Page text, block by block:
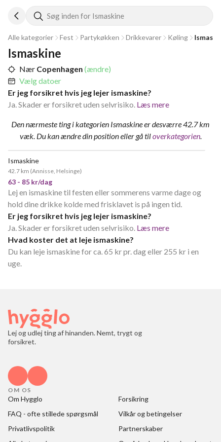
Søg inden for Ismaskine
Alle kategorier Fest Partykøkken Drikkevarer Køling
Ismaskine
Nær Copenhagen (ændre)
Vælg datoer
Er jeg forsikret hvis jeg lejer ismaskine?
Ja. Skader er forsikret uden selvrisiko. Læs mere
Den nærmeste ting i kategorien Ismaskine er desværre 42.7 km
væk. Du kan ændre din positioneller gå tiloverkategorien.
Ismaskine
42.7 km (Annisse, Helsinge)
63 - 85 kr/dag
Lej en ismaskine til festen eller sommerens varme dage og
hold dine drikke kolde med frisklavet is på ingen tid.
Er jeg forsikret hvis jeg lejer ismaskine?
Ja. Skader er forsikret uden selvrisiko. Læs mere
Hvad koster det at leje ismaskine?
Du kan leje ismaskine for ca. 65 kr pr. dag eller 255 kr i en
uge.
Lej og udlej ting af hinanden. Nemt, trygt og
forsikret.
OM OS
Om Hygglo
Forsikring
FAQ - ofte stillede spørgsmål
Vilkår og betingelser
Privatlivspolitik
Partnerskaber